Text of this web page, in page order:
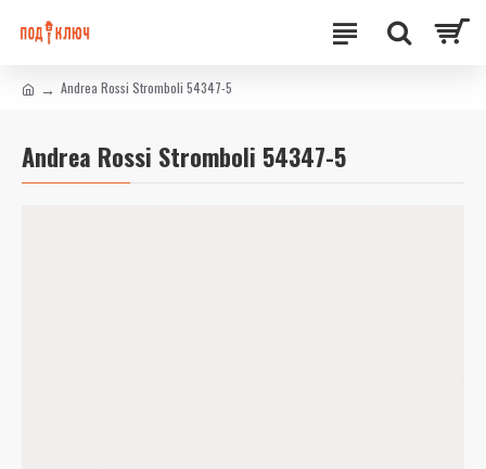
Andrea Rossi Stromboli 54347-5
Andrea Rossi Stromboli 54347-5